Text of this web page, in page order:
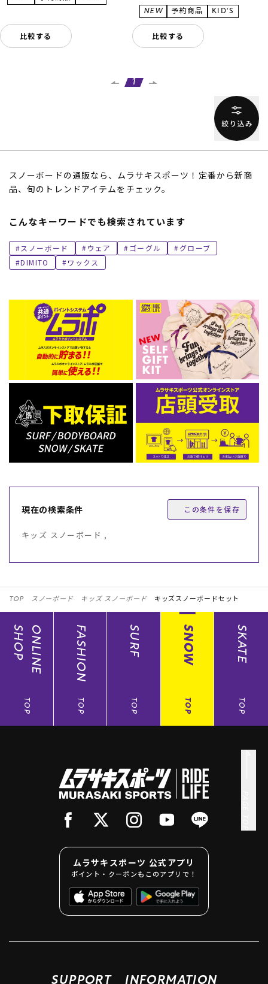
ムラサキスポーツ 公式アプリ
ポイント・クーポンもこのアプリで！
比較する 比較する
1
スノーボードの通販なら、ムラサキスポーツ！定番から新商
品、旬のトレンドアイテムをチェック。
こんなキーワードでも検索されています
スノーボード ウェア ゴーグル
グローブ
DIMITO
ワックス
現在の検索条件 この条件を保存
キッズ スノーボード ,
TOP スノーボード キッズ スノーボード キッズスノーボードセット
ONLINE
SHOP
TOP
FASHION
TOP
SURF
TOP
SNOW
TOP
SKATE
TOP
ムラサキスポーツ 公式アプリ
ポイント・クーポンもこのアプリで！
SUPPORT INFORMATION